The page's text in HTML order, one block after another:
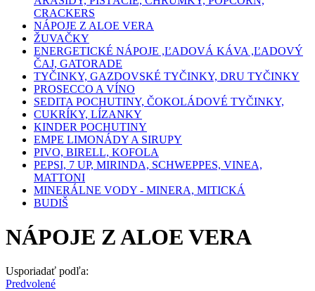
CRACKERS
NÁPOJE Z ALOE VERA
ŽUVAČKY
ENERGETICKÉ NÁPOJE ,ĽADOVÁ KÁVA ,ĽADOVÝ
ČAJ, GATORADE
TYČINKY, GAZDOVSKÉ TYČINKY, DRU TYČINKY
PROSECCO A VÍNO
SEDITA POCHUTINY, ČOKOLÁDOVÉ TYČINKY,
CUKRÍKY, LÍZANKY
KINDER POCHUTINY
EMPE LIMONÁDY A SIRUPY
PIVO, BIRELL, KOFOLA
PEPSI, 7 UP, MIRINDA, SCHWEPPES, VINEA,
MATTONI
MINERÁLNE VODY - MINERA, MITICKÁ
BUDIŠ
NÁPOJE Z ALOE VERA
Usporiadať podľa:
Predvolené